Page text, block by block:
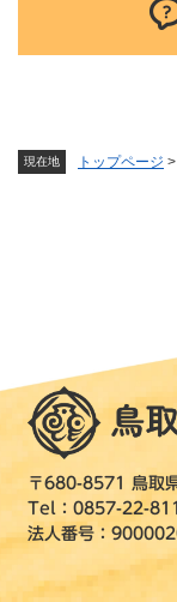
現在地 トップページ >
〒680-8571 鳥取
Tel：0857-22-
法人番号：